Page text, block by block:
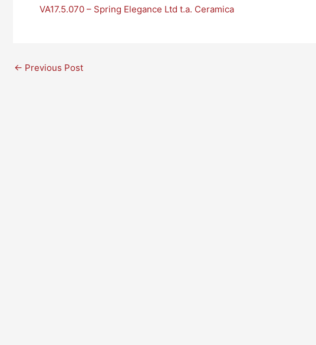
VA17.5.070 – Spring Elegance Ltd t.a. Ceramica
← Previous Post